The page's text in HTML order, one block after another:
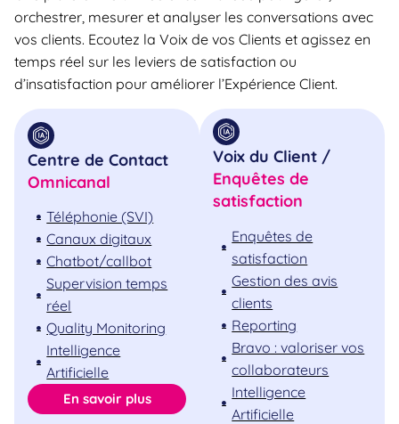
orchestrer, mesurer et analyser les conversations avec
vos clients. Ecoutez la Voix de vos Clients et agissez en
temps réel sur les leviers de satisfaction ou
d’insatisfaction pour améliorer l’Expérience Client.
Centre de Contact
Omnicanal
Téléphonie (SVI)
Canaux digitaux
Chatbot/callbot
Supervision temps
réel
Quality Monitoring
Intelligence
Artificielle
En savoir plus
Voix du Client /
Enquêtes de
satisfaction
Enquêtes de
satisfaction
Gestion des avis
clients
Reporting
Bravo : valoriser vos
collaborateurs
Intelligence
Artificielle